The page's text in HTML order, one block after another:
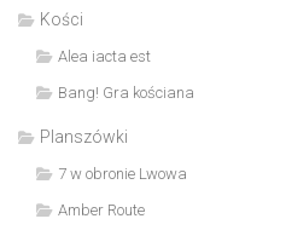
Kości
Alea iacta est
Bang! Gra kościana
Planszówki
7 w obronie Lwowa
Amber Route